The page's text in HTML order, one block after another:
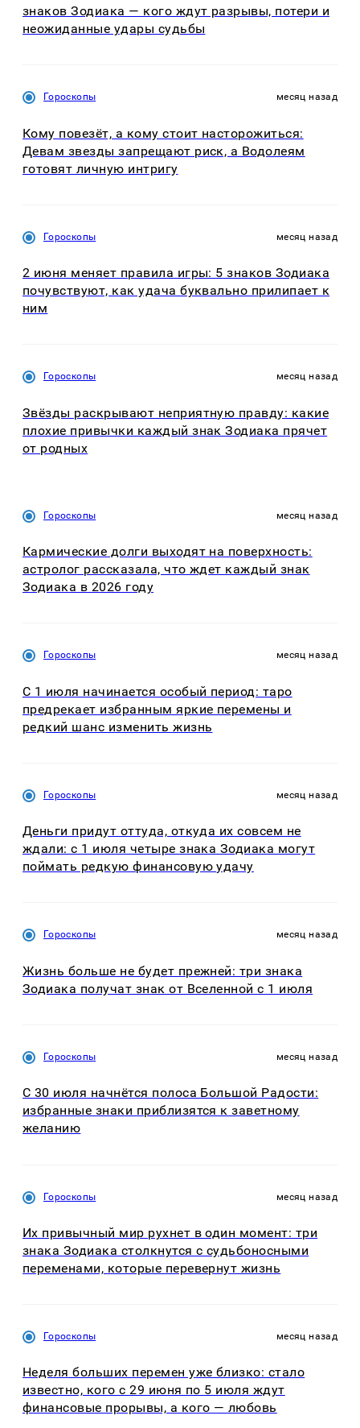
знаков Зодиака — кого ждут разрывы, потери и
неожиданные удары судьбы
Гороскопы месяц назад
Кому повезёт, а кому стоит насторожиться:
Девам звезды запрещают риск, а Водолеям
готовят личную интригу
Гороскопы месяц назад
2 июня меняет правила игры: 5 знаков Зодиака
почувствуют, как удача буквально прилипает к
ним
Гороскопы месяц назад
Звёзды раскрывают неприятную правду: какие
плохие привычки каждый знак Зодиака прячет
от родных
Гороскопы месяц назад
Кармические долги выходят на поверхность:
астролог рассказала, что ждет каждый знак
Зодиака в 2026 году
Гороскопы месяц назад
С 1 июля начинается особый период: таро
предрекает избранным яркие перемены и
редкий шанс изменить жизнь
Гороскопы месяц назад
Деньги придут оттуда, откуда их совсем не
ждали: с 1 июля четыре знака Зодиака могут
поймать редкую финансовую удачу
Гороскопы месяц назад
Жизнь больше не будет прежней: три знака
Зодиака получат знак от Вселенной с 1 июля
Гороскопы месяц назад
С 30 июля начнётся полоса Большой Радости:
избранные знаки приблизятся к заветному
желанию
Гороскопы месяц назад
Их привычный мир рухнет в один момент: три
знака Зодиака столкнутся с судьбоносными
переменами, которые перевернут жизнь
Гороскопы месяц назад
Неделя больших перемен уже близко: стало
известно, кого с 29 июня по 5 июля ждут
финансовые прорывы, а кого — любовь